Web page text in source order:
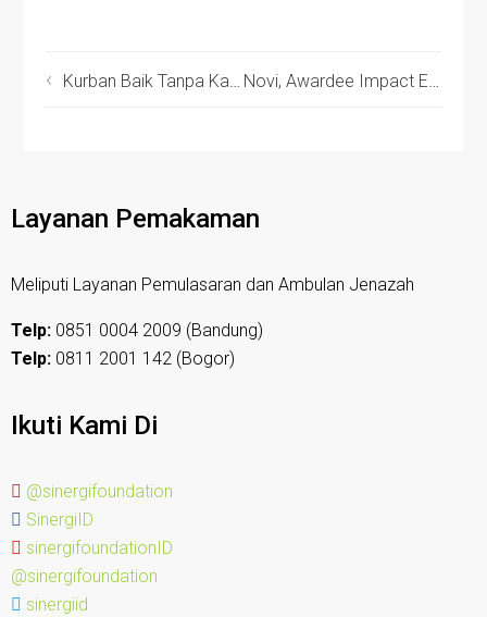
Kurban Baik Tanpa Kantong Plastik Novi, Awardee Impact Entrepreneur yang Kembangkan Nasi Rendah Gula
Layanan Pemakaman
Meliputi Layanan Pemulasaran dan Ambulan Jenazah
Telp: 0851 0004 2009 (Bandung)
Telp: 0811 2001 142 (Bogor)
Ikuti Kami Di
@sinergifoundation
SinergiID
sinergifoundationID
@sinergifoundation
sinergiid